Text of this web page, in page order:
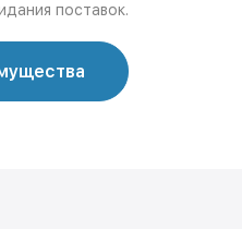
поставок.